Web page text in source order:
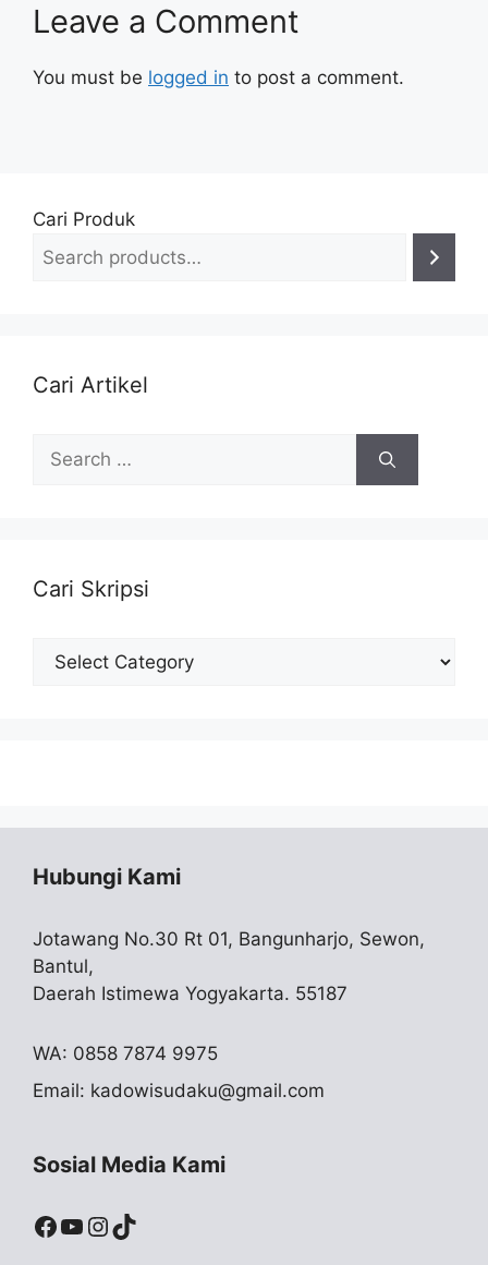
Leave a Comment
You must be logged in to post a comment.
Cari Produk
Cari Artikel
Search
for:
Cari Skripsi
Cari
Hubungi Kami
Jotawang No.30 Rt 01, Bangunharjo, Sewon,
Bantul,
Daerah Istimewa Yogyakarta. 55187
WA: 0858 7874 9975
Email: kadowisudaku@gmail.com
Sosial Media Kami
Facebook
YouTube
Instagram
TikTok